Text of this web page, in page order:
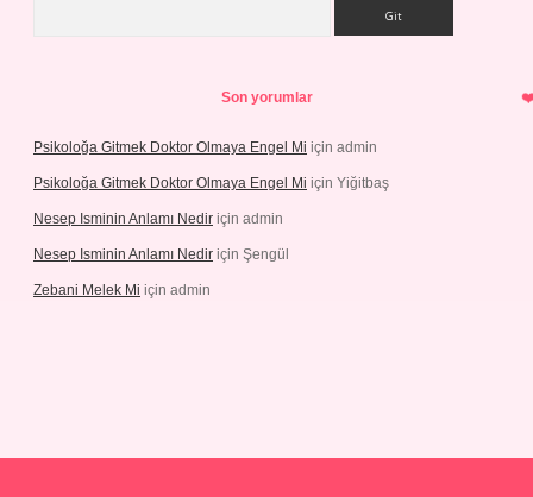
Son yorumlar
Psikoloğa Gitmek Doktor Olmaya Engel Mi için admin
Psikoloğa Gitmek Doktor Olmaya Engel Mi için Yiğitbaş
Nesep Isminin Anlamı Nedir için admin
Nesep Isminin Anlamı Nedir için Şengül
Zebani Melek Mi için admin